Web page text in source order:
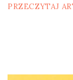
PRZECZYTAJ